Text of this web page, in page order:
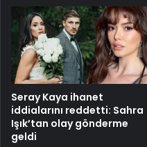
Seray Kaya ihanet
iddialarını reddetti: Sahra
Işık’tan olay gönderme
geldi